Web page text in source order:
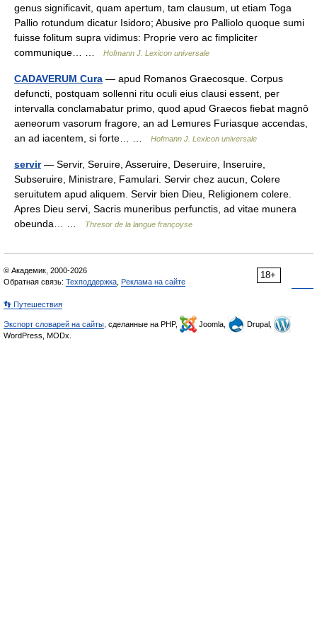
genus significavit, quam apertum, tam clausum, ut etiam Toga
Pallio rotundum dicatur Isidoro; Abusive pro Palliolo quoque sumi
fuisse folitum supra vidimus: Proprie vero ac fimpliciter
communique… …
Hofmann J. Lexicon universale
CADAVERUM Cura — apud Romanos Graecosque. Corpus
defuncti, postquam sollenni ritu oculi eius clausi essent, per
intervalla conclamabatur primo, quod apud Graecos fiebat magnô
aeneorum vasorum fragore, an ad Lemures Furiasque accendas,
an ad iacentem, si forte… …
Hofmann J. Lexicon universale
servir— Servir, Seruire, Asseruire, Deseruire, Inseruire,
Subseruire, Ministrare, Famulari. Servir chez aucun, Colere
seruitutem apud aliquem. Servir bien Dieu, Religionem colere.
Apres Dieu servi, Sacris muneribus perfunctis, ad vitae munera
obeunda… …
Thresor de la langue françoyse
18+
© Академик, 2000-2026
Обратная связь: Техподдержка Реклама на сайте
👣 Путешествия
Экспорт словарей на сайты , сделанные на PHP, Joomla,
Drupal,
WordPress, MODx.